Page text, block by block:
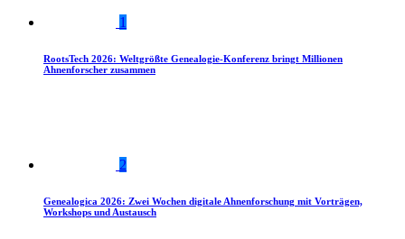
1
RootsTech 2026: Weltgrößte Genealogie-Konferenz bringt Millionen
Ahnenforscher zusammen
2
Genealogica 2026: Zwei Wochen digitale Ahnenforschung mit Vorträgen,
Workshops und Austausch